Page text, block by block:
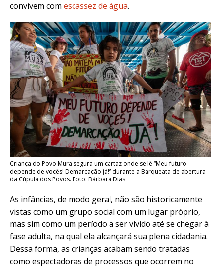
convivem com escassez de água.
Criança do Povo Mura segura um cartaz onde se lê “Meu futuro
depende de vocês! Demarcação já!” durante a Barqueata de abertura
da Cúpula dos Povos. Foto: Bárbara Dias
As infâncias, de modo geral, não são historicamente
vistas como um grupo social com um lugar próprio,
mas sim como um período a ser vivido até se chegar à
fase adulta, na qual ela alcançará sua plena cidadania.
Dessa forma, as crianças acabam sendo tratadas
como espectadoras de processos que ocorrem no